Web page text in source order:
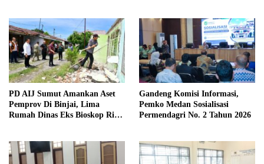
PD AIJ Sumut Amankan Aset
Pemprov Di Binjai, Lima
Rumah Dinas Eks Bioskop Ria
Gandeng Komisi Informasi,
Pemko Medan Sosialisasi
Permendagri No. 2 Tahun 2026